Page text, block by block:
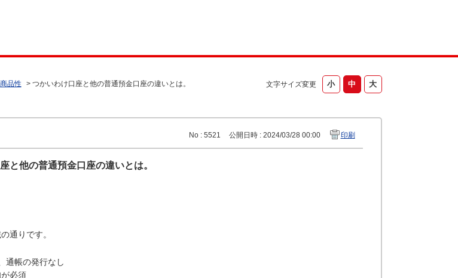
文字サイズ変更
商品性 > つかいわけ口座と他の普通預金口座の違いとは。
No : 5521 公開日時 : 2024/03/28 00:00 印刷
と他の普通預金口座の違いとは。
通りです。
通帳の発行なし
必須